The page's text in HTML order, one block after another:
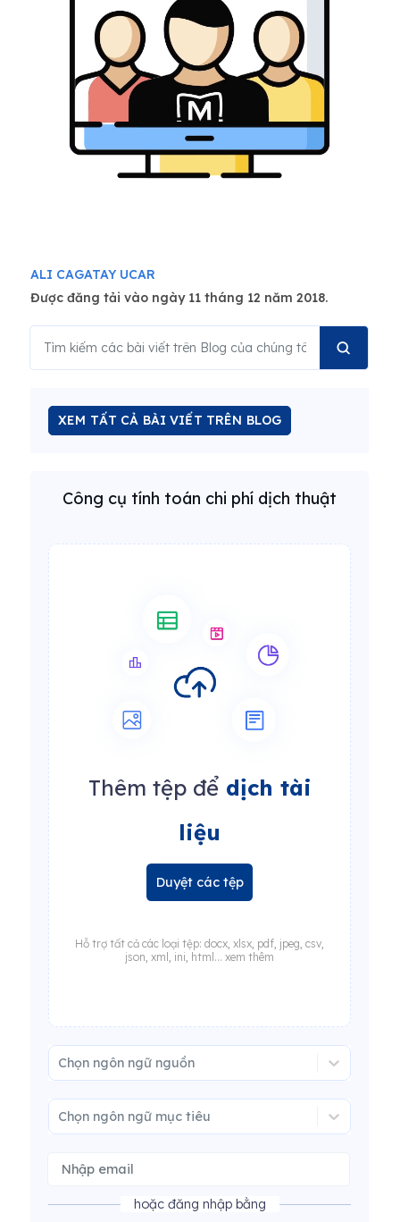
ALI CAGATAY UCAR
Được đăng tải vào ngày 11 tháng 12 năm 2018.
XEM TẤT CẢ BÀI VIẾT TRÊN BLOG
Công cụ tính toán chi phí dịch thuật
Thêm tệp đểdịch tài
liệu
Duyệt các tệp
Hỗ trợ tất cả các loại tệp: docx, xlsx, pdf, jpeg, csv,
json, xml, ini, html... xem thêm
Chọn ngôn ngữ nguồn
Chọn ngôn ngữ mục tiêu
hoặc đăng nhập bằng